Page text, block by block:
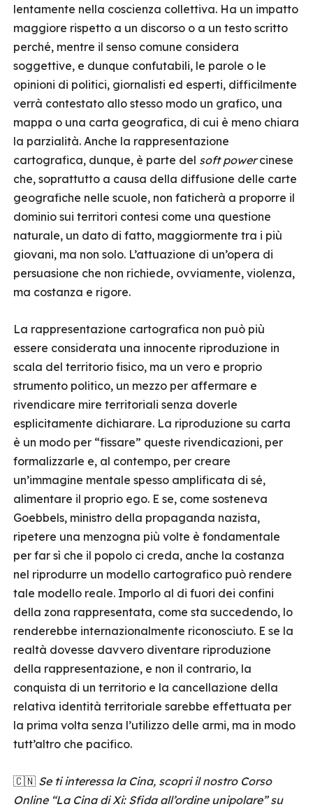
lentamente nella coscienza collettiva. Ha un impatto
maggiore rispetto a un discorso o a un testo scritto
perché, mentre il senso comune considera
soggettive, e dunque confutabili, le parole o le
opinioni di politici, giornalisti ed esperti, difficilmente
verrà contestato allo stesso modo un grafico, una
mappa o una carta geografica, di cui è meno chiara
la parzialità. Anche la rappresentazione
cartografica, dunque, è parte del soft powercinese
che, soprattutto a causa della diffusione delle carte
geografiche nelle scuole, non faticherà a proporre il
dominio sui territori contesi come una questione
naturale, un dato di fatto, maggiormente tra i più
giovani, ma non solo. L’attuazione di un’opera di
persuasione che non richiede, ovviamente, violenza,
ma costanza e rigore.
La rappresentazione cartografica non può più
essere considerata una innocente riproduzione in
scala del territorio fisico, ma un vero e proprio
strumento politico, un mezzo per affermare e
rivendicare mire territoriali senza doverle
esplicitamente dichiarare. La riproduzione su carta
è un modo per “fissare” queste rivendicazioni, per
formalizzarle e, al contempo, per creare
un’immagine mentale spesso amplificata di sé,
alimentare il proprio ego. E se, come sosteneva
Goebbels, ministro della propaganda nazista,
ripetere una menzogna più volte è fondamentale
per far sì che il popolo ci creda, anche la costanza
nel riprodurre un modello cartografico può rendere
tale modello reale. Imporlo al di fuori dei confini
della zona rappresentata, come sta succedendo, lo
renderebbe internazionalmente riconosciuto. E se la
realtà dovesse davvero diventare riproduzione
della rappresentazione, e non il contrario, la
conquista di un territorio e la cancellazione della
relativa identità territoriale sarebbe effettuata per
la prima volta senza l’utilizzo delle armi, ma in modo
tutt’altro che pacifico.
🇨🇳 Se ti interessa la Cina, scopri il nostro Corso
Online “La Cina di Xi: Sfida all’ordine unipolare” su